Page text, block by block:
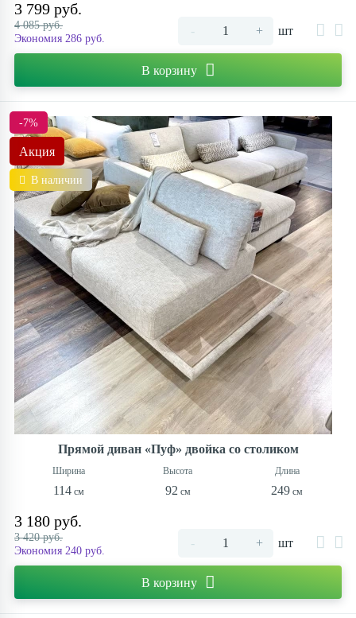
3 799 руб.
4 085 руб.
Экономия 286 руб.
- + шт
В корзину
-7%
Акция
В наличии
Прямой диван «Пуф» двойка со столиком
114 92 249
3 180 руб.
3 420 руб.
Экономия 240 руб.
- + шт
В корзину